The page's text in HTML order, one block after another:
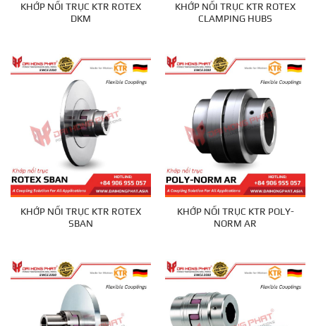
KHỚP NỐI TRỤC KTR ROTEX
DKM
KHỚP NỐI TRỤC KTR ROTEX
CLAMPING HUBS
KHỚP NỐI TRỤC KTR ROTEX
SBAN
KHỚP NỐI TRỤC KTR POLY-
NORM AR